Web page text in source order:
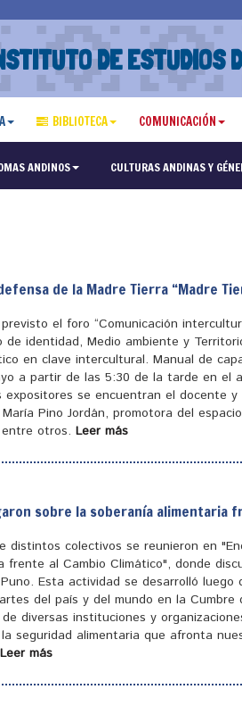
DE ESTUDIOS
BIBLIOTECA COMUNICACIÓN
ANDINOS CULTURAS ANDINAS Y
de la Madre Tierra “Madre
el foro “Comunicación
identidad, Medio ambiente y
en clave intercultural. Manual de
a partir de las 5:30 de la tarde en el
expositores se encuentran el docente
Pino Jordán, promotora del
otros. Leer más
sobre la soberanía alimentaria
distintos colectivos se reunieron en
frente al Cambio Climático", donde
Esta actividad se desarrolló
del país y del mundo en la Cumbre
diversas instituciones y
seguridad alimentaria que afronta
Leer más